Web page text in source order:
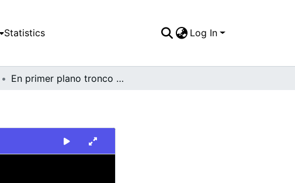
Statistics Log In
En primer plano tronco de árbol y maleza